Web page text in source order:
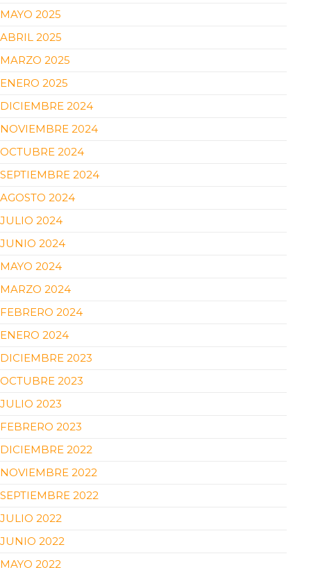
MAYO 2025
ABRIL 2025
MARZO 2025
ENERO 2025
DICIEMBRE 2024
NOVIEMBRE 2024
OCTUBRE 2024
SEPTIEMBRE 2024
AGOSTO 2024
JULIO 2024
JUNIO 2024
MAYO 2024
MARZO 2024
FEBRERO 2024
ENERO 2024
DICIEMBRE 2023
OCTUBRE 2023
JULIO 2023
FEBRERO 2023
DICIEMBRE 2022
NOVIEMBRE 2022
SEPTIEMBRE 2022
JULIO 2022
JUNIO 2022
MAYO 2022